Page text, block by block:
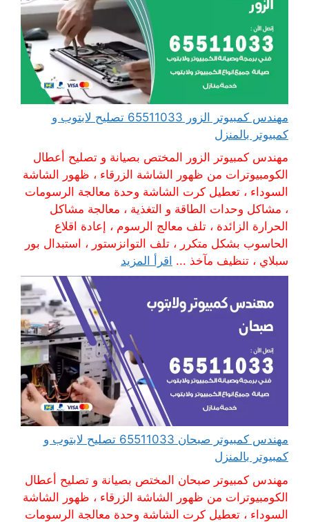
مهندس كمبيوتر الزور 65511033 تصليح لابتوب و
كمبيوتر بالمنزل
مهندس كمبيوتر الزور المختص بصيانة و تصليح أعطال
الكومبيوترات من ظهور الشاشة الزرقاء ، ظهور الشاشة
السوداء ، تعطيل كرت الشاشة وحدة معالجة الرسومات
، مشاكل وحدات الطاقة و التغذية ، معالجة مشاكل
الحرارة الزائدة ، تلف معالج الرسوم ، إعادة اقلاع
الحاسوب بشكل متكرر ، تلف التوانزستور ، استبدال بور
سبلاي ، تنظيف مآخذ ... اقرأ المزيد
مهندس كمبيوتر صبحان 65511033 تصليح لابتوب و
كمبيوتر بالمنزل
مهندس كمبيوتر صبحان المختص بصيانة و تصليح أعطال
الكومبيوترات من ظهور الشاشة الزرقاء ، ظهور الشاشة
السوداء ، تعطيل كرت الشاشة وحدة معالجة الرسومات